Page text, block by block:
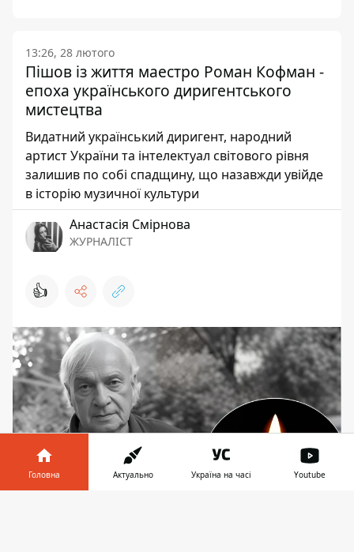
13:26, 28 лютого
Пішов із життя маестро Роман Кофман -
епоха українського диригентського
мистецтва
Видатний український диригент, народний
артист України та інтелектуал світового рівня
залишив по собі спадщину, що назавжди увійде
в історію музичної культури
Анастасія Смірнова
ЖУРНАЛІСТ
👍
Головна Актуально Україна на часі Youtube